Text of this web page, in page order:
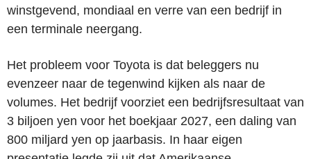
winstgevend, mondiaal en verre van een bedrijf in
een terminale neergang.
Het probleem voor Toyota is dat beleggers nu
evenzeer naar de tegenwind kijken als naar de
volumes. Het bedrijf voorziet een bedrijfsresultaat van
3 biljoen yen voor het boekjaar 2027, een daling van
800 miljard yen op jaarbasis. In haar eigen